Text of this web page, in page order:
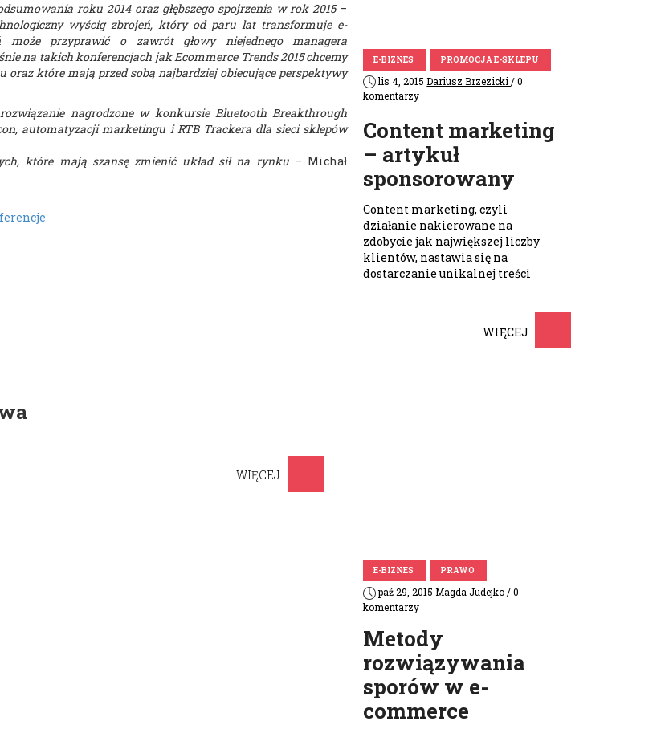
roku 2014 oraz głębszego spojrzenia w rok 2015–
wyścig zbrojeń, który od paru lat transformuje e-
przyprawić o zawrót głowy niejednego managera
na takich konferencjach jak Ecommerce Trends 2015 chcemy
które mają przed sobą najbardziej obiecujące perspektywy
nagrodzone w konkursie Bluetooth Breakthrough
automatyzacji marketingu i RTB Trackera dla sieci sklepów
które mają szansę zmienić układ sił na rynku– Michał
WIĘCEJ
E-BIZNES PROMOCJA E-SKLEPU
lis 4, 2015 Dariusz Brzezicki/ 0
komentarzy
Content marketing
– artykuł
sponsorowany
Content marketing, czyli
działanie nakierowane na
zdobycie jak największej liczby
klientów, nastawia się na
dostarczanie unikalnej treści
WIĘCEJ
E-BIZNES PRAWO
paź 29, 2015 Magda Judejko/ 0
komentarzy
Metody
rozwiązywania
sporów w e-
commerce